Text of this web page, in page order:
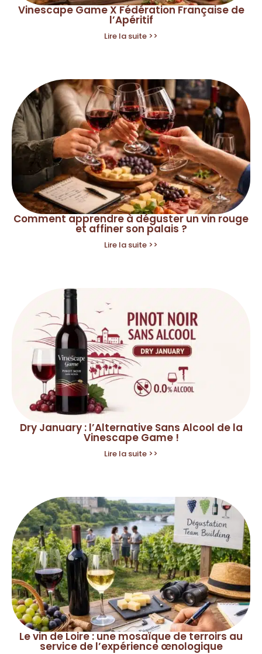
Vinescape Game X Fédération Française de
l’Apéritif
Lire la suite >>
Comment apprendre à déguster un vin rouge
et affiner son palais ?
Lire la suite >>
Dry January : l’Alternative Sans Alcool de la
Vinescape Game !
Lire la suite >>
Le vin de Loire : une mosaïque de terroirs au
service de l’expérience œnologique